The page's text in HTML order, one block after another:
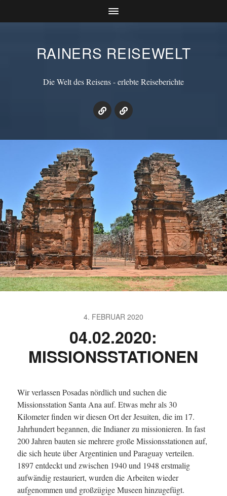
RAINERS REISEWELT
Die Welt des Reisens - erlebte Reiseberichte
4. FEBRUAR 2020
04.02.2020:
MISSIONSSTATIONEN
Wir verlassen Posadas nördlich und suchen die
Missionsstation Santa Ana auf. Etwas mehr als 30
Kilometer finden wir diesen Ort der Jesuiten, die im 17.
Jahrhundert begannen, die Indianer zu missionieren. In fast
200 Jahren bauten sie mehrere große Missionsstationen auf,
die sich heute über Argentinien und Paraguay verteilen.
1897 entdeckt und zwischen 1940 und 1948 erstmalig
aufwändig restauriert, wurden die Arbeiten wieder
aufgenommen und großzügige Museen hinzugefügt.